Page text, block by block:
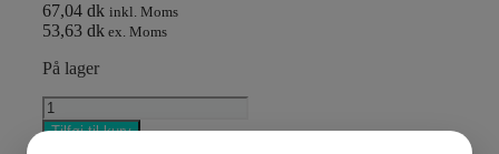
67,04 dk inkl. Moms
53,63 dk ex. Moms
På lager
TORX
FLANGED
Tilføj til kurv